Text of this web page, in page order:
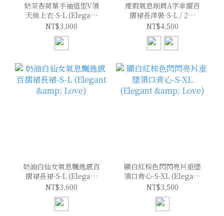
奶茶杏荷葉手袖造型V領
天絲上衣-S-L (Elegant
& Love)
NT$3,000
度假氣息削肩A字傘擺百
摺裙長洋裝-S-L / 2色
(Elegant & Love)
NT$4,500
奶油白仙女氣息飄逸感百
摺裙長裙-S-L (Elegant
& Love)
NT$3,600
顯白紅棕色閃閃亮片垂墜
領口背心-S-XL (Elegant
& Love)
NT$3,500